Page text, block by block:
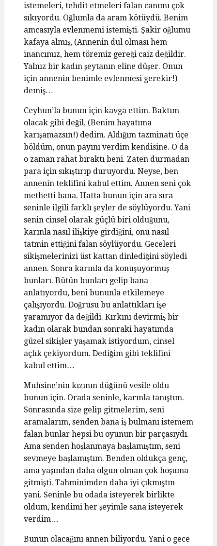
istemeleri, tehdit etmeleri falan canımı çok
sıkıyordu. Oğlumla da aram kötüydü. Benim
amcasıyla evlenmemi istemişti. Şakir oğlumu
kafaya almış, (Annenin dul olması hem
inancımız, hem töremiz gereği caiz değildir.
Yalnız bir kadın şeytanın eline düşer. Onun
için annenin benimle evlenmesi gerekir!)
demiş…
Ceyhun’la bunun için kavga ettim. Baktım
olacak gibi değil, (Benim hayatıma
karışamazsın!) dedim. Aldığım tazminatı üçe
böldüm, onun payını verdim kendisine. O da
o zaman rahat bıraktı beni. Zaten durmadan
para için sıkıştırıp duruyordu. Neyse, ben
annenin teklifini kabul ettim. Annen seni çok
methetti bana. Hatta bunun için ara sıra
seninle ilgili farklı şeyler de söylüyordu. Yani
senin cinsel olarak güçlü biri olduğunu,
karınla nasıl ilişkiye girdiğini, onu nasıl
tatmin ettiğini falan söylüyordu. Geceleri
sikişmelerinizi üst kattan dinlediğini söyledi
annen. Sonra karınla da konuşuyormuş
bunları. Bütün bunları gelip bana
anlatıyordu, beni bununla etkilemeye
çalışıyordu. Doğrusu bu anlattıkları işe
yaramıyor da değildi. Kırkını devirmiş bir
kadın olarak bundan sonraki hayatımda
güzel sikişler yaşamak istiyordum, cinsel
açlık çekiyordum. Dediğim gibi teklifini
kabul ettim…
Muhsine’nin kızının düğünü vesile oldu
bunun için. Orada seninle, karınla tanıştım.
Sonrasında size gelip gitmelerim, seni
aramalarım, senden bana iş bulmanı istemem
falan bunlar hepsi bu oyunun bir parçasıydı.
Ama senden hoşlanmaya başlamıştım, seni
sevmeye başlamıştım. Benden oldukça genç,
ama yaşından daha olgun olman çok hoşuma
gitmişti. Tahminimden daha iyi çıkmıştın
yani. Seninle bu odada isteyerek birlikte
oldum, kendimi her şeyimle sana isteyerek
verdim…
Bunun olacağını annen biliyordu. Yani o gece